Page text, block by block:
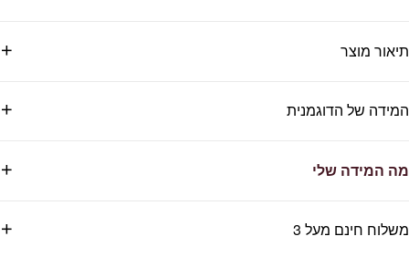
תיאור מוצר
המידה של הדוגמנית
מה המידה שלי
משלוח חינם מעל 3